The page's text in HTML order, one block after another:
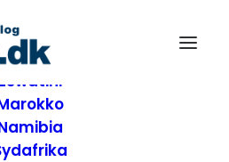
Afrika
Eswatini